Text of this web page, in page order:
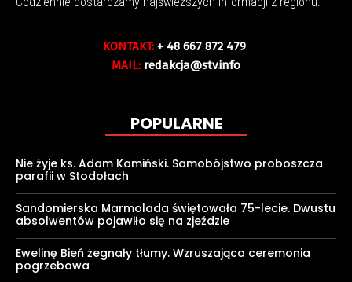
KONTAKT: + 48 667 872 479
MAIL: redakcja@stv.info
POPULARNE
Nie żyje ks. Adam Kamiński. Samobójstwo proboszcza
parafii w Stodołach
Sandomierska Marmolada świętowała 75-lecie. Dwustu
absolwentów pojawiło się na zjeździe
Ewelinę Bień żegnały tłumy. Wzruszająca ceremonia
pogrzebowa